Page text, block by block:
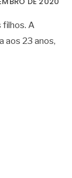
filhos. A
aos 23 anos,